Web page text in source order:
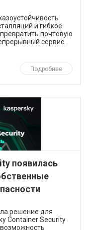
и гибкое
почтовую
сервис.
Подробнее
появилась
решение для
Container Security
возможность